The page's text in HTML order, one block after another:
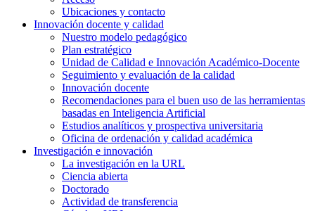
Ubicaciones y contacto
Innovación docente y calidad
Nuestro modelo pedagógico
Plan estratégico
Unidad de Calidad e Innovación Académico-Docente
Seguimiento y evaluación de la calidad
Innovación docente
Recomendaciones para el buen uso de las herramientas
basadas en Inteligencia Artificial
Estudios analíticos y prospectiva universitaria
Oficina de ordenación y calidad académica
Investigación e innovación
La investigación en la URL
Ciencia abierta
Doctorado
Actividad de transferencia